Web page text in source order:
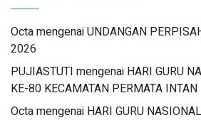
OctamengenaiUNDANGAN
2026
PUJIASTUTI mengenai HARI GURU
KE-80 KECAMATAN PERMATA INTAN
Octamengenai HARI GURU